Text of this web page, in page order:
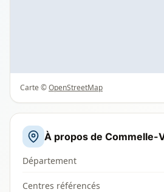
Carte ©OpenStreetMap
À propos de Commelle-
Département
Centres référencés